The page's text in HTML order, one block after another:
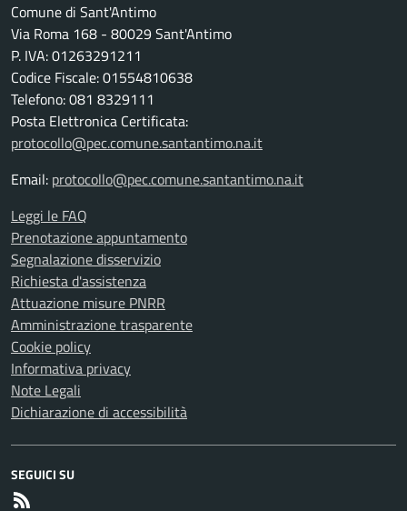
Comune di Sant'Antimo
Via Roma 168 - 80029 Sant'Antimo
P. IVA: 01263291211
Codice Fiscale: 01554810638
Telefono: 081 8329111
Posta Elettronica Certificata:
protocollo@pec.comune.santantimo.na.it
Email: protocollo@pec.comune.santantimo.na.it
Leggi le FAQ
Prenotazione appuntamento
Segnalazione disservizio
Richiesta d'assistenza
Attuazione misure PNRR
Amministrazione trasparente
Cookie policy
Informativa privacy
Note Legali
Dichiarazione di accessibilità
SEGUICI SU